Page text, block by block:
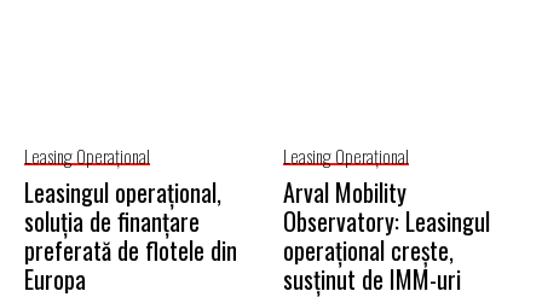
Leasing Operaţional
Leasingul operațional,
soluția de finanțare
preferată de flotele din
Europa
Leasing Operaţional
Arval Mobility
Observatory: Leasingul
operațional crește,
susținut de IMM-uri